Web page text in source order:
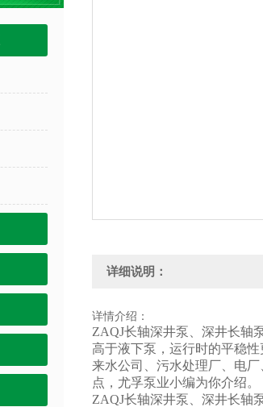
详细说明：
详情介绍：
ZAQJ长轴深井泵、深井长轴
高于液下泵，运行时的平稳
来水公司、污水处理厂、电
点，尤孚泵业小编为你介绍。
ZAQJ长轴深井泵、深井长轴